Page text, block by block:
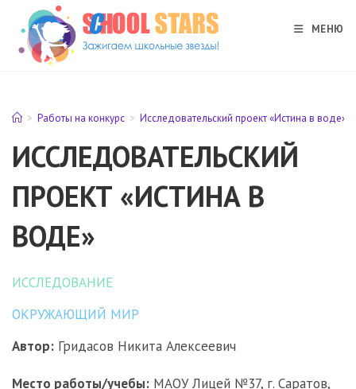
Перейти
содержимому
МЕНЮ
> Работы на конкурс > Исследовательский проект «Истина в воде»
ИССЛЕДОВАТЕЛЬСКИЙ
ПРОЕКТ «ИСТИНА В
ВОДЕ»
ИССЛЕДОВАНИЕ
ОКРУЖАЮЩИЙ МИР
Автор: Гридасов Никита Алексеевич
Место работы/учебы: МАОУ Лицей №37, г. Саратов,